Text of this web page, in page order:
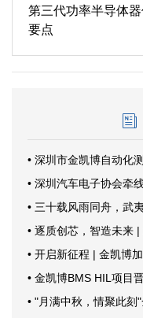
第三代功率半导体
要点
• 三十载风雨同舟，武